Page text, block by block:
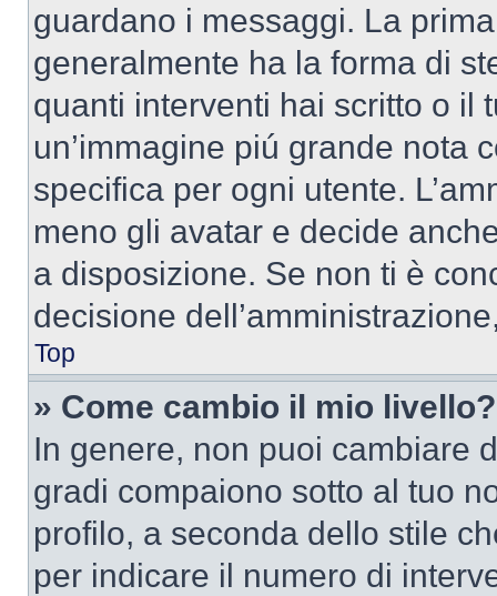
guardano i messaggi. La
generalmente ha la forma di
quanti interventi hai scritto o il
un’immagine piú grande nota
specifica per ogni utente.
meno gli avatar e decide
a disposizione. Se non ti è
decisione
Top
» Come cambio il mio livello?
In genere, non puoi cambiare
gradi compaiono sotto al tuo
profilo, a seconda dello stile
per indicare il numero di